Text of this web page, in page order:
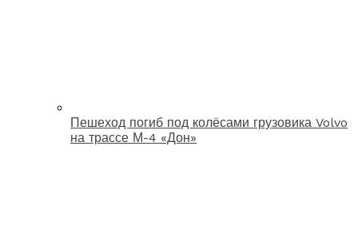
Пешеход погиб под колёсами грузовика Volvo
на трассе М-4 «Дон»